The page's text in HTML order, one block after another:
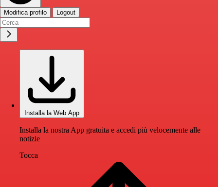
Modifica profilo Logout
Installa la Web App
Installa la nostra App gratuita e accedi più velocemente alle
notizie
Tocca